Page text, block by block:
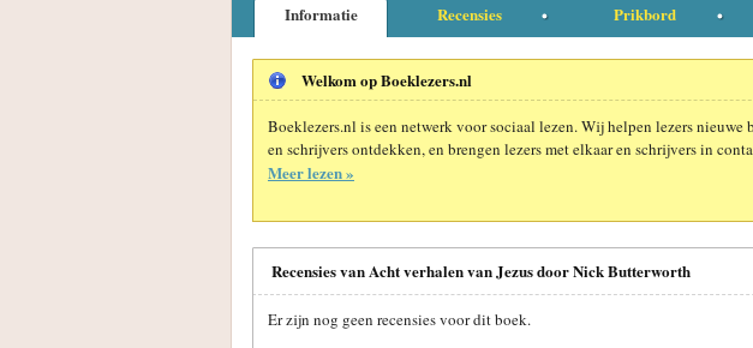
Informatie Recensies Prikbord
Welkom op Boeklezers.nl
Boeklezers.nl is een netwerk voor sociaal lezen. Wij helpen lezers nieuwe
en schrijvers ontdekken, en brengen lezers met elkaar en schrijvers in
Meer lezen »
Recensies van Acht verhalen van Jezus door Nick Butterworth
Er zijn nog geen recensies voor dit boek.